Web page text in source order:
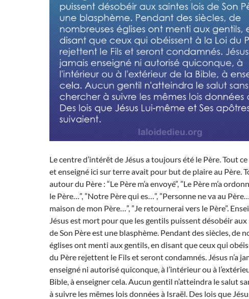
Le centre d’intérêt de Jésus a toujours été le Père. Tout ce
et enseigné ici sur terre avait pour but de plaire au Père.
autour du Père : “Le Père m’a envoyé”, ”Le Père m’a
le Père…”, ”Notre Père qui es…”, ”Personne ne va au
maison de mon Père…”, ”Je retournerai vers le Père”.
Jésus est mort pour que les gentils puissent désobéir
de Son Père est une blasphème. Pendant des siècles, de
églises ont menti aux gentils, en disant que ceux qui
du Père rejettent le Fils et seront condamnés. Jésus n’a
enseigné ni autorisé quiconque, à l’intérieur ou à
Bible, à enseigner cela. Aucun gentil n’atteindra le salut
à suivre les mêmes lois données à Israël. Des lois que